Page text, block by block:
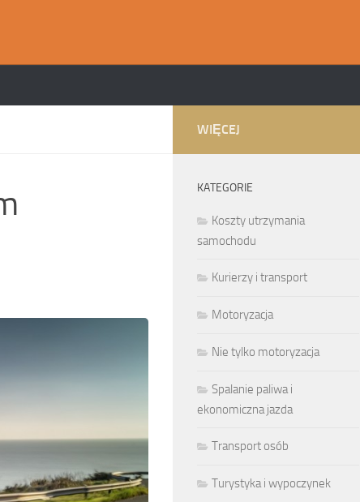
WIĘCEJ
KATEGORIE
Koszty utrzymania
samochodu
Kurierzy i transport
Motoryzacja
Nie tylko motoryzacja
Spalanie paliwa i
ekonomiczna jazda
Transport osób
Turystyka i wypoczynek